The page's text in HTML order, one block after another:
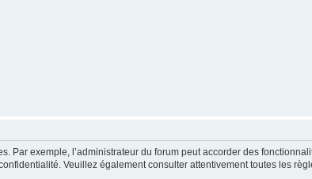
exemple, l’administrateur du forum peut accorder des
Veuillez également consulter attentivement toutes les